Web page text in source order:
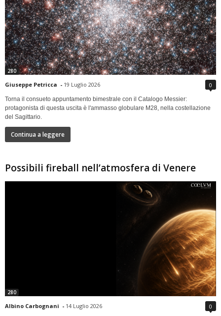
280
Giuseppe Petricca - 19 Luglio 2026 0
Torna il consueto appuntamento bimestrale con il Catalogo Messier:
protagonista di questa uscita è l'ammasso globulare M28, nella costellazione
del Sagittario.
Continua a leggere
Possibili fireball nell’atmosfera di Venere
280
Albino Carbognani - 14 Luglio 2026 0